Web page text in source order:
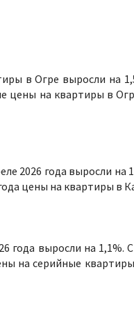
в Огре выросли на
цены на квартиры в
2026 года выросли на
цены на квартиры в
года выросли на 1,1%.
на серийные